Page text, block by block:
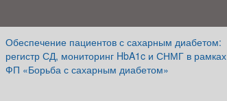
Обеспечение пациентов с сахарным диабетом:
регистр СД, мониторинг HbA1c и СНМГ в рамках
ФП «Борьба с сахарным диабетом»